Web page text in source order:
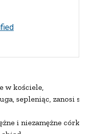
w kościele,
sepleniąc, zanosi się
i niezamężne córki